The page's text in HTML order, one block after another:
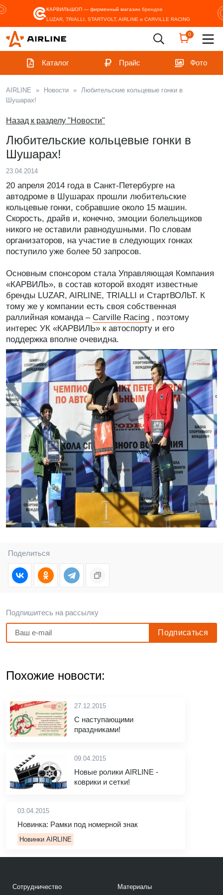
КАРВИЛЬШОП — фирменный магазин брендов
LUZAR, TRIALLI, STARTVOLT, AIRLINE и CARVILLE RACING
0
Каталог Прайс Фото
AIRLINE » Новости » Любительские кольцевые гонки в
Шушарах!
Назад к разделу "Новости"
Любительские кольцевые гонки в
Шушарах!
23.04.2014
20 апреля 2014 года в Санкт-Петербурге на
автодроме в Шушарах прошли любительские
кольцевые гонки, собравшие около 15 машин.
Скорость, драйв и, конечно, эмоции болельщиков
никого не оставили равнодушными. По словам
организаторов, на участие в следующих гонках
поступило уже более 50 запросов.
Основным спонсором стала Управляющая Компания
«КАРВИЛЬ», в состав которой входят известные
бренды LUZAR, AIRLINE, TRIALLI и СтартВОЛЬТ. К
тому же у компании есть своя собственная
раллийная команда – Carville Racing , поэтому
интерес УК «КАРВИЛЬ» к автоспорту и его
поддержка вполне очевидна.
Поделиться
Подпишитесь на рассылку
Похожие новости:
27.12.2015
С наступающими
праздниками!
09.04.2015
Новые ролики AIRLINE -
коврики и сетки!
03.04.2015
Новинка: Рамки под номерной знак
Новинки AIRLINE
Сотрудничество Материалы